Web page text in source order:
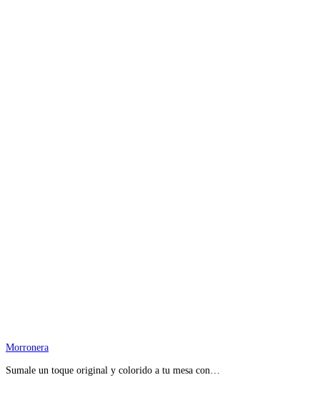
Morronera
Sumale un toque original y colorido a tu mesa con…